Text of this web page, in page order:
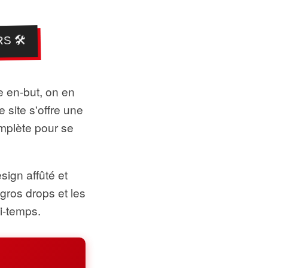
🛠️
en-but, on en
site s'offre une
pour se
affûté et
drops et les
temps.